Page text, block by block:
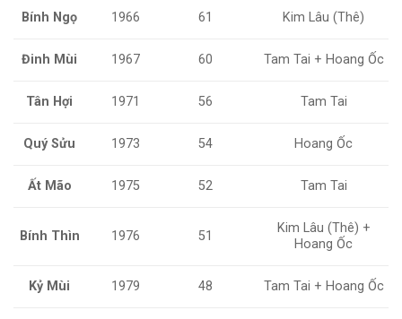
Bính Ngọ 1966 61 Kim Lâu (Thê)
Đinh Mùi 1967 60 Tam Tai + Hoang Ốc
Tân Hợi 1971 56 Tam Tai
Quý Sửu 1973 54 Hoang Ốc
Ất Mão 1975 52 Tam Tai
Bính Thìn 1976 51
Kim Lâu (Thê) +
Hoang Ốc
Kỷ Mùi 1979 48 Tam Tai + Hoang Ốc